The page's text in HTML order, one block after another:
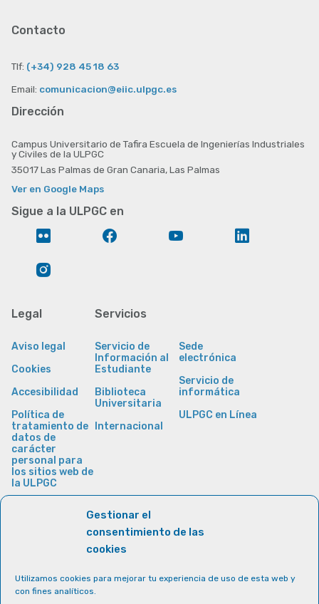
Gestionar el
consentimiento de las
cookies
Utilizamos cookies para mejorar tu experiencia de uso de esta web y
con fines analíticos.
Contacto
Tlf: (+34) 928 45 18 63
Email: comunicacion@eiic.ulpgc.es
Dirección
Campus Universitario de Tafira Escuela de Ingenierías Industriales
y Civiles de la ULPGC
35017 Las Palmas de Gran Canaria, Las Palmas
Ver en Google Maps
Sigue a la ULPGC en
Legal
Aviso legal
Cookies
Accesibilidad
Política de
tratamiento de
datos de
carácter
personal para
los sitios web de
la ULPGC
Servicios
Servicio de
Información al
Estudiante
Biblioteca
Universitaria
Internacional
Sede
electrónica
Servicio de
informática
ULPGC en Línea